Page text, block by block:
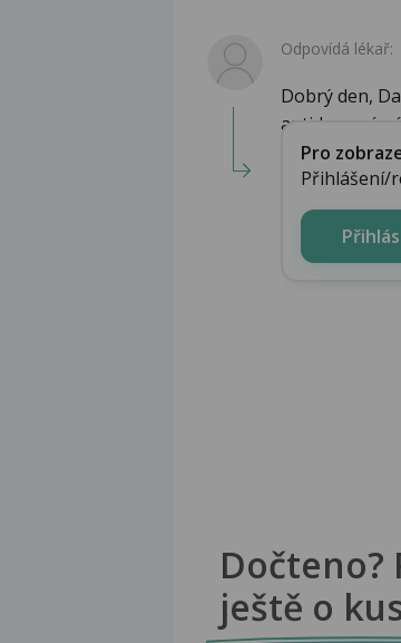
Odpovídá lékař:
Dobrý den,
antidepresívní
Pro
Přihlášení/
Dočteno?
ještě o